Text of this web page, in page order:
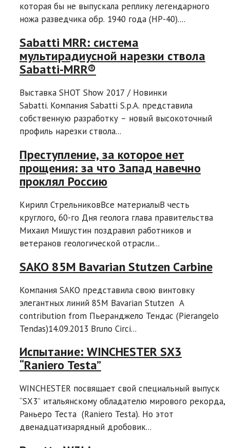
которая бы не выпускала реплику легендарного
ножа разведчика обр. 1940 года (НР-40)....
Sabatti MRR: система
мультирадиусной нарезки ствола
Sabatti-MRR®
Выставка SHOT Show 2017 / Новинки
Sabatti. Компания Sabatti S.p.A. представила
собственную разработку – новый высокоточный
профиль нарезки ствола...
Преступление, за которое нет
прощения: за что Запад навечно
проклял Россию
Кирилл СтрельниковВсе материалыВ честь
круглого, 60-го Дня геолога глава правительства
Михаил Мишустин поздравил работников и
ветеранов геологической отрасли...
SAKO 85M Bavarian Stutzen Carbine
Компания SAKO представила свою винтовку
элегантных линий 85M Bavarian Stutzen A
contribution from Пьеранджело Тендас (Pierangelo
Tendas)14.09.2013 Bruno Circi...
Испытание: WINCHESTER SX3
“Raniero Testa”
WINCHESTER посвящает свой специальный выпуск
“SX3” итальянскому обладателю мирового рекорда,
Раньеро Теста (Raniero Testa). Но этот
двенадцатизарядный дробовик...